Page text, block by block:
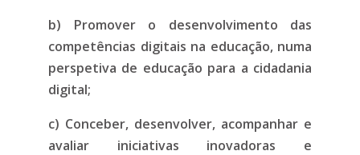
b) Promover o desenvolvimento das
competências digitais na educação, numa
perspetiva de educação para a cidadania
digital;
c) Conceber, desenvolver, acompanhar e
avaliar iniciativas inovadoras e